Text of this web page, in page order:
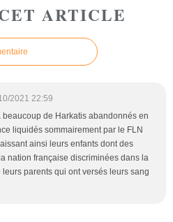
ARTICLE
2021 22:59
beaucoup de Harkatis abandonnés en
liquidés sommairement par le FLN
ainsi leurs enfants dont des
nation française discriminées dans la
parents qui ont versés leurs sang